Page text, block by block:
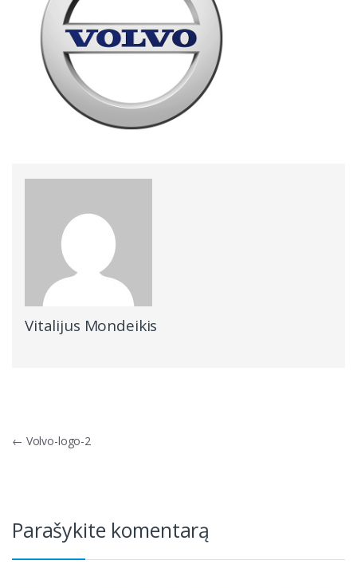
Vitalijus Mondeikis
Navigacija
← Volvo-logo-2
Parašykite komentarą